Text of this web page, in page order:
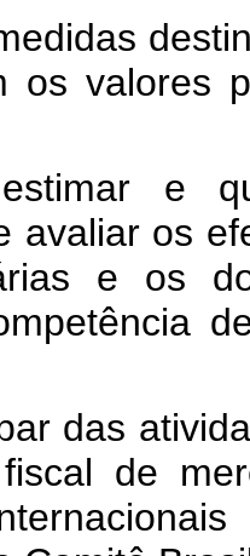
os valores
e
avaliar os
e os
das
de